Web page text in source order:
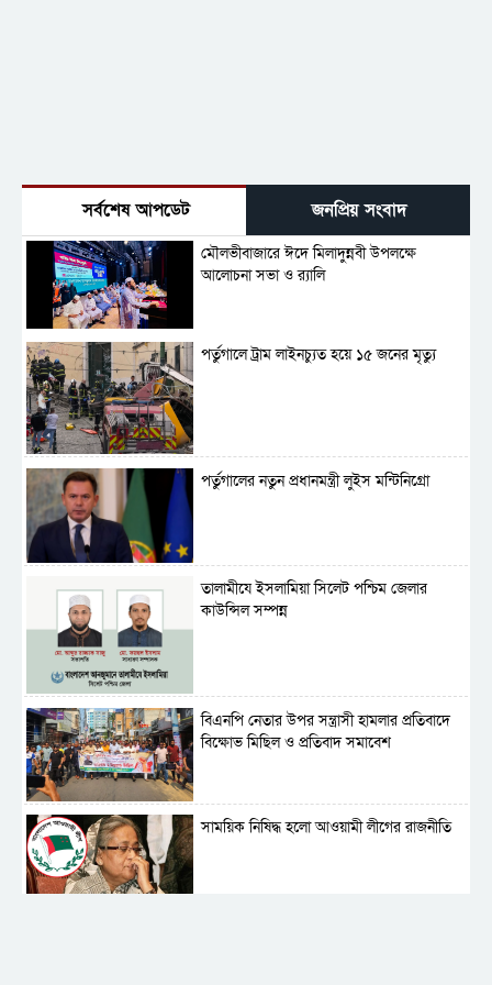
সর্বশেষ আপডেট জনপ্রিয় সংবাদ
মৌলভীবাজারে ঈদে মিলাদুন্নবী উপলক্ষে
আলোচনা সভা ও র‍্যালি
পর্তুগালে ট্রাম লাইনচ্যুত হয়ে ১৫ জনের মৃত্যু
পর্তুগালের নতুন প্রধানমন্ত্রী লুইস মন্টিনিগ্রো
‎তালামীযে ইসলামিয়া সিলেট পশ্চিম জেলার
কাউন্সিল সম্পন্ন
বিএনপি নেতার উপর সন্ত্রাসী হামলার প্রতিবাদে
বিক্ষোভ মিছিল ও প্রতিবাদ সমাবেশ
সাময়িক নিষিদ্ধ হলো আওয়ামী লীগের রাজনীতি